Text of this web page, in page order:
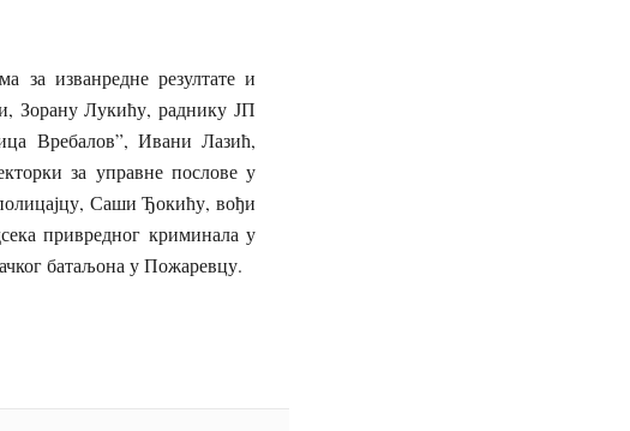
за изванредне резултате и
Зорану Лукићу, раднику ЈП
Вребалов”, Ивани Лазић,
за управне послове у
Саши Ђокићу, вођи
привредног криминала у
батаљона у Пожаревцу.